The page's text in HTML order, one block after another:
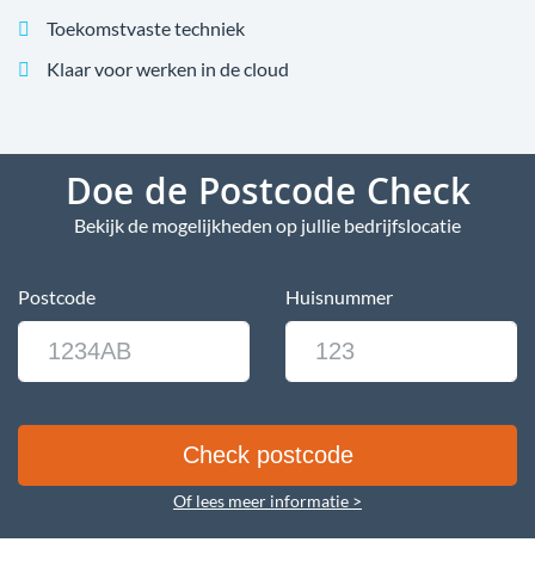
Toekomstvaste techniek
Klaar voor werken in de cloud
Doe de Postcode Check
Bekijk de mogelijkheden op jullie bedrijfslocatie
Postcode Huisnummer
Of lees meer informatie >